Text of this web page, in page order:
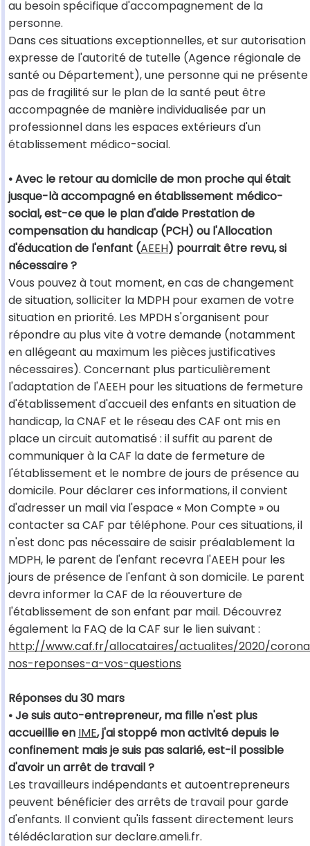
au besoin spécifique d'accompagnement de la
personne.
Dans ces situations exceptionnelles, et sur autorisation
expresse de l'autorité de tutelle (Agence régionale de
santé ou Département), une personne qui ne présente
pas de fragilité sur le plan de la santé peut être
accompagnée de manière individualisée par un
professionnel dans les espaces extérieurs d'un
établissement médico-social.
• Avec le retour au domicile de mon proche qui était
jusque-là accompagné en établissement médico-
social, est-ce que le plan d'aide Prestation de
compensation du handicap (PCH) ou l'Allocation
d'éducation de l'enfant (AEEH) pourrait être revu, si
nécessaire ?
Vous pouvez à tout moment, en cas de changement
de situation, solliciter la MDPH pour examen de votre
situation en priorité. Les MPDH s'organisent pour
répondre au plus vite à votre demande (notamment
en allégeant au maximum les pièces justificatives
nécessaires). Concernant plus particulièrement
l'adaptation de l'AEEH pour les situations de fermeture
d'établissement d'accueil des enfants en situation de
handicap, la CNAF et le réseau des CAF ont mis en
place un circuit automatisé : il suffit au parent de
communiquer à la CAF la date de fermeture de
l'établissement et le nombre de jours de présence au
domicile. Pour déclarer ces informations, il convient
d'adresser un mail via l'espace « Mon Compte » ou
contacter sa CAF par téléphone. Pour ces situations, il
n'est donc pas nécessaire de saisir préalablement la
MDPH, le parent de l'enfant recevra l'AEEH pour les
jours de présence de l'enfant à son domicile. Le parent
devra informer la CAF de la réouverture de
l'établissement de son enfant par mail. Découvrez
également la FAQ de la CAF sur le lien suivant :
http://www.caf.fr/allocataires/actualites/2020/
nos-reponses-a-vos-questions
Réponses du 30 mars
• Je suis auto-entrepreneur, ma fille n'est plus
accueillie en IME, j'ai stoppé mon activité depuis le
confinement mais je suis pas salarié, est-il possible
d'avoir un arrêt de travail ?
Les travailleurs indépendants et autoentrepreneurs
peuvent bénéficier des arrêts de travail pour garde
d'enfants. Il convient qu'ils fassent directement leurs
télédéclaration sur declare.ameli.fr.